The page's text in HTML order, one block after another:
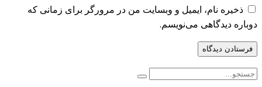
ذخیره نام، ایمیل و وبسایت من در مرورگر برای زمانی که
دوباره دیدگاهی می‌نویسم.